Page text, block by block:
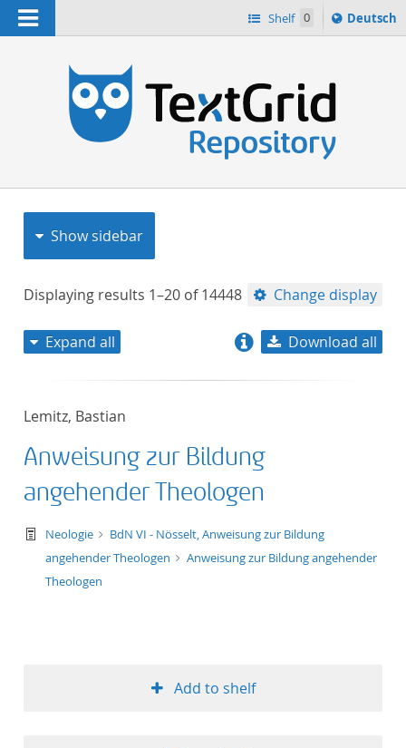
Navigation Shelf 0
Sprache
ï¿½ndern
Deutsch
Show sidebar
Displaying results 1–20 of14448 Change display
format
Expand all Download all
Lemitz, Bastian
Anweisung zur Bildung
angehender Theologen
text/tg.work+xml
Neologie
BdN VI - Nösselt, Anweisung zur Bildung
angehender Theologen
Anweisung zur Bildung angehender
Theologen
Add to shelf